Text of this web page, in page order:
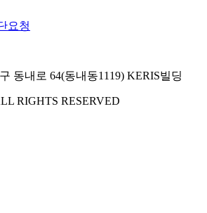
요청
동내로 64(동내동1119) KERIS빌딩
RIGHTS RESERVED